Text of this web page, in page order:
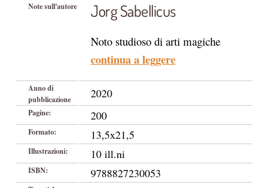
Note sull'autore Jorg Sabellicus
Noto studioso di arti magiche
continua a leggere
Anno di
pubblicazione
2020
Pagine: 200
Formato: 13,5x21,5
Illustrazioni: 10 ill.ni
ISBN: 9788827230053